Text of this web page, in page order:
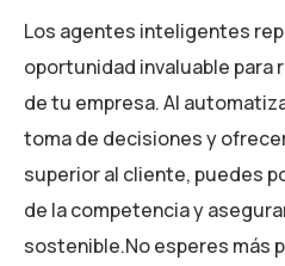
Los agentes inteligentes
oportunidad invaluable para
de tu empresa. Al
toma de decisiones y
superior al cliente, puedes
de la competencia y
sostenible.No esperes más